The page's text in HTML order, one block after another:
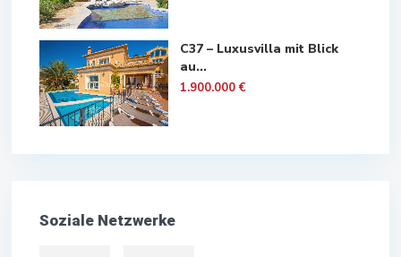
C37 – Luxusvilla mit Blick
au...
1.900.000 €
Soziale Netzwerke